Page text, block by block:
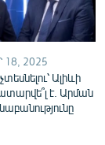
2025
Ալիևի
է. Արման